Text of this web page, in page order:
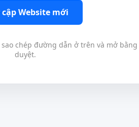
cập Website mới
chép đường dẫn ở trên và mở
duyệt.